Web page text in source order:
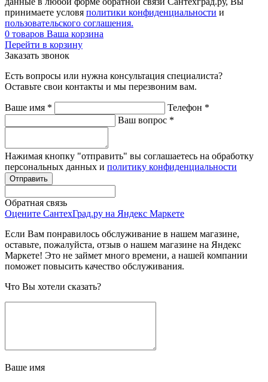
принимаете условя политики конфиденциальности и
пользовательского соглашения.
0 товаров Ваша корзина
Перейти в корзину
Заказать звонок
Есть вопросы или нужна консультация специалиста?
Оставьте свои контакты и мы перезвоним вам.
Ваше имя * Телефон *
Ваш вопрос *
Нажимая кнопку "отправить" вы соглашаетесь на обработку
персональных данных и политику конфиденциальности
Обратная связь
Оцените СантехГрад.ру на Яндекс Маркете
Если Вам понравилось обслуживание в нашем магазине,
оставьте, пожалуйста, отзыв о нашем магазине на Яндекс
Маркете! Это не займет много времени, а нашей компании
поможет повысить качество обслуживания.
Что Вы хотели сказать?
Ваше имя